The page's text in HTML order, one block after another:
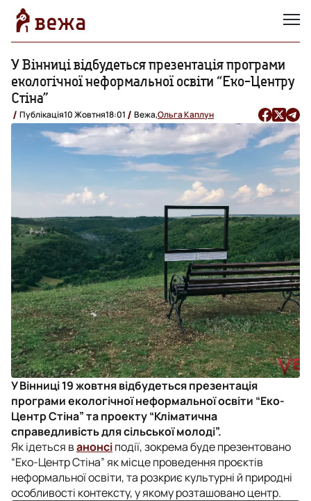
У Вінниці відбудеться презентація програми
екологічної неформальної освіти “Еко-Центру
Стіна”
Публікація10 Жовтня18:01 Вежа,Ольга Каплун
У Вінниці 19 жовтня відбудеться презентація
програми екологічної неформальної освіти “Еко-
Центр Стіна” та проекту “Кліматична
справедливість для сільської молоді”.
Як ідеться ванонсіподії, зокрема буде презентовано
“Еко-Центр Стіна” як місце проведення проєктів
неформальної освіти, та розкриє культурні й природні
особливості контексту, у якому розташовано центр.